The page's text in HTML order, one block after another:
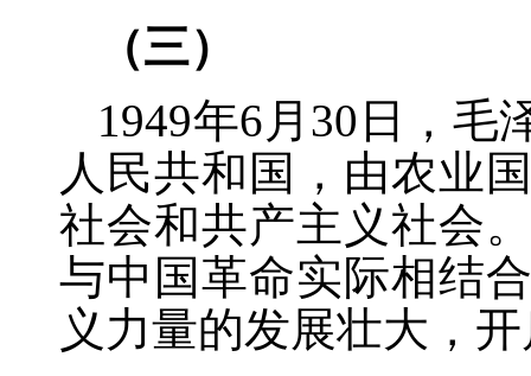
（三）
1949年6月30日，毛
人民共和国，由农业
社会和共产主义社会
与中国革命实际相结
义力量的发展壮大，